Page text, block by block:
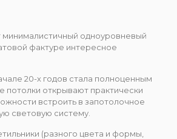
одноуровневый
фактуре интересное
20-х годов стала полноценным
открывают практически
встроить в запотолочное
световую систему.
(разного цвета и формы,